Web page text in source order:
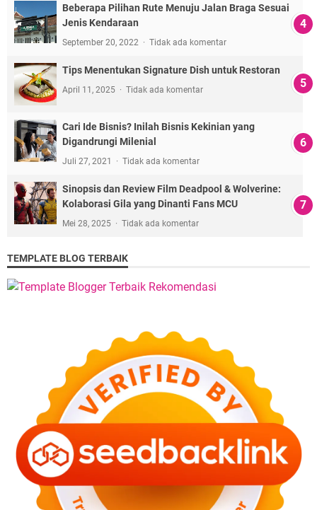
Beberapa Pilihan Rute Menuju Jalan Braga Sesuai
Jenis Kendaraan
September 20, 2022 Tidak ada komentar
Tips Menentukan Signature Dish untuk Restoran
April 11, 2025 Tidak ada komentar
Cari Ide Bisnis? Inilah Bisnis Kekinian yang
Digandrungi Milenial
Juli 27, 2021 Tidak ada komentar
Sinopsis dan Review Film Deadpool & Wolverine:
Kolaborasi Gila yang Dinanti Fans MCU
Mei 28, 2025 Tidak ada komentar
TEMPLATE BLOG TERBAIK